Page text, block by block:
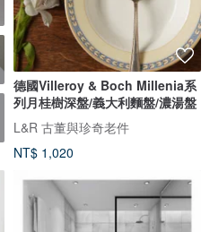
德國Villeroy & Boch Millenia系
列月桂樹深盤/義大利麵盤/濃湯盤
L&R 古董與珍奇老件
NT$ 1,020